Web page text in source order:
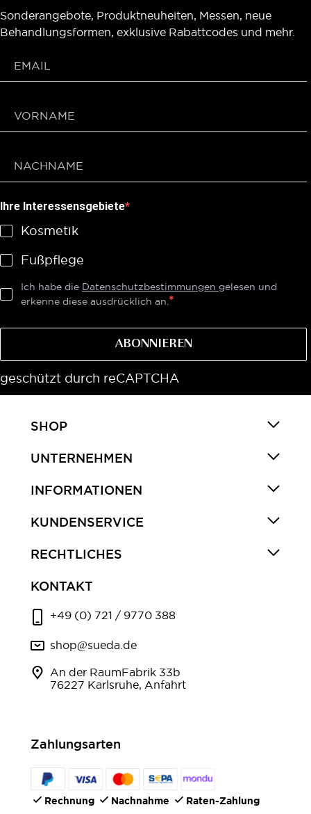
Sonderangebote, Produktneuheiten, Messen, neue
Behandlungsformen, exklusive Rabattcodes und mehr.
Ihre Interessensgebiete
Kosmetik
Fußpflege
Ich habe die Datenschutzbestimmungen gelesen und
erkenne diese ausdrücklich an.
ABONNIEREN
geschützt durch reCAPTCHA
SHOP
UNTERNEHMEN
INFORMATIONEN
KUNDENSERVICE
RECHTLICHES
KONTAKT
+49 (0) 721 / 9770 388
shop@sueda.de
An der RaumFabrik 33b
76227 Karlsruhe, Anfahrt
Zahlungsarten
Rechnung Nachnahme Raten-Zahlung